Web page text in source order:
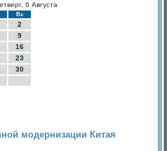
6 Августа
Вс
2
9
16
23
30
модернизации Китая